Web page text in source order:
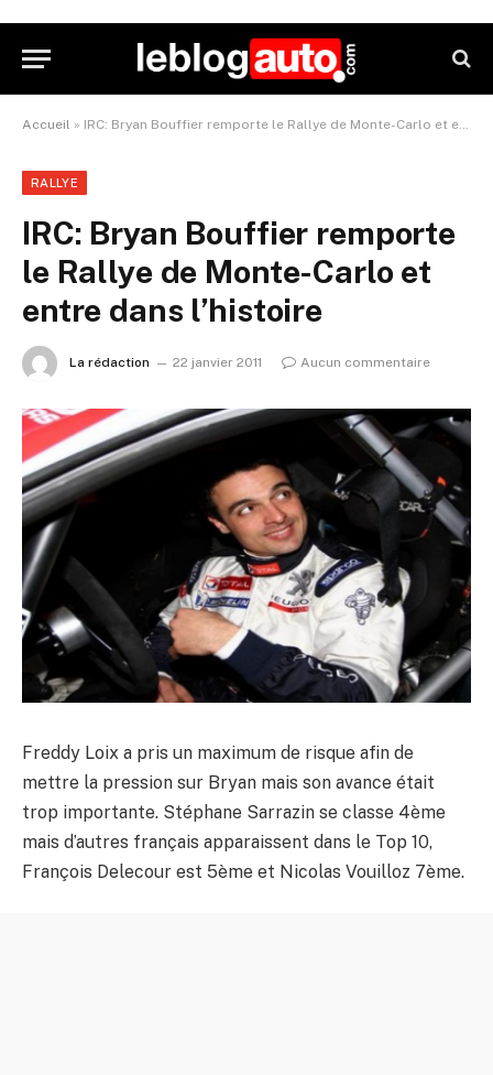
Accueil » IRC: Bryan Bouffier remporte le Rallye de Monte-Carlo et entre dans l’histoire
RALLYE
IRC: Bryan Bouffier remporte
le Rallye de Monte-Carlo et
entre dans l’histoire
La rédaction 22 janvier 2011 Aucun commentaire
Freddy Loix a pris un maximum de risque afin de
mettre la pression sur Bryan mais son avance était
trop importante. Stéphane Sarrazin se classe 4ème
mais d’autres français apparaissent dans le Top 10,
François Delecour est 5ème et Nicolas Vouilloz 7ème.